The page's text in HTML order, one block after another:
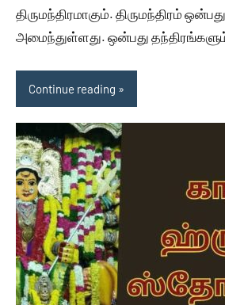
திருமந்திரமாகும். திருமந்திரம்
அமைந்துள்ளது. ஒன்பது
Continue reading